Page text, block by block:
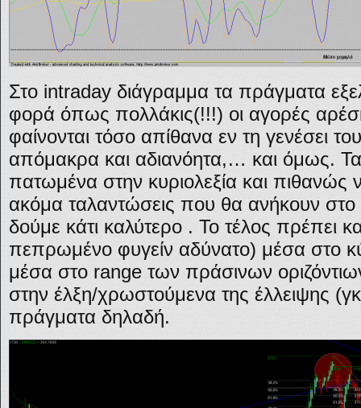
Στο intraday διάγραμμα τα πράγματα
φορά όπως πολλάκις(!!!) οι αγορές
φαίνονται τόσο απίθανα εν τη γενέσει
απόμακρα και αδιανόητα,… και όμως.
πατωμένα στην κυριολεξία και πιθανώς
ακόμα ταλαντώσεις που θα ανήκουν
δούμε κάτι καλύτερο . Το τέλος πρέπει
πεπρωμένο φυγείν αδύνατο) μέσα στο
μέσα στο range των πράσινων
στην έλξη/χρωστούμενα της έλλειψης
πράγματα δηλαδή.